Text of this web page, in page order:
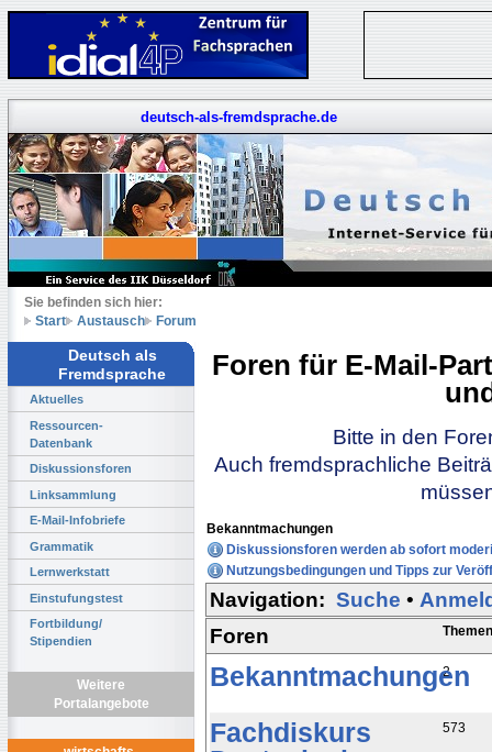
deutsch-als-fremdsprache.de
Sie befinden sich hier:
Start
Austausch Forum
Deutsch als
Fremdsprache
Aktuelles
Ressourcen-
Datenbank
Diskussionsforen
Linksammlung
E-Mail-Infobriefe
Grammatik
Lernwerkstatt
Einstufungstest
Fortbildung/
Stipendien
Weitere
Portalangebote
Foren für E-Mail-
Bitte in den
Auch fremdsprachliche
Bekanntmachungen
Diskussionsforen werden ab sofort
Nutzungsbedingungen und Tipps zur
Navigation: Suche •
Themen
Foren
2
Bekanntmachungen
573
Fachdiskurs